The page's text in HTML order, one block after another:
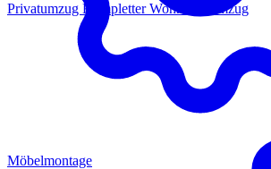
Privatumzug Kompletter Wohnungsumzug
Möbelmontage